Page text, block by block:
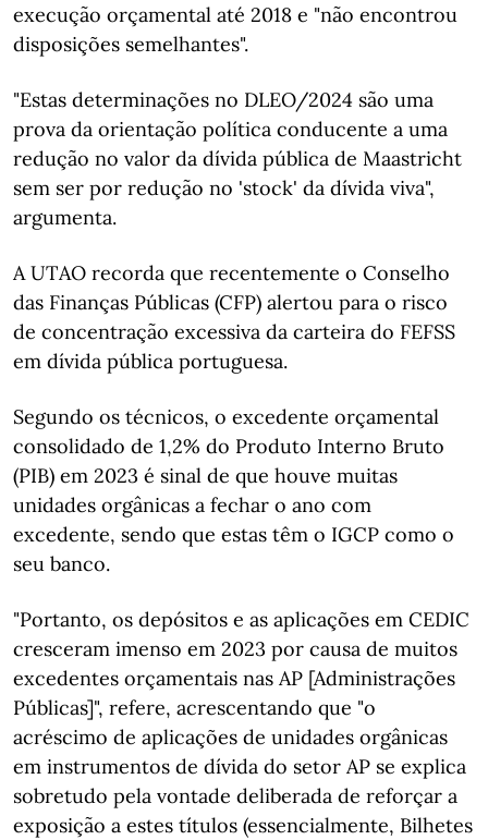
execução orçamental até 2018 e "não encontrou
disposições semelhantes".
"Estas determinações no DLEO/2024 são uma
prova da orientação política conducente a uma
redução no valor da dívida pública de Maastricht
sem ser por redução no 'stock' da dívida viva",
argumenta.
A UTAO recorda que recentemente o Conselho
das Finanças Públicas (CFP) alertou para o risco
de concentração excessiva da carteira do FEFSS
em dívida pública portuguesa.
Segundo os técnicos, o excedente orçamental
consolidado de 1,2% do Produto Interno Bruto
(PIB) em 2023 é sinal de que houve muitas
unidades orgânicas a fechar o ano com
excedente, sendo que estas têm o IGCP como o
seu banco.
"Portanto, os depósitos e as aplicações em CEDIC
cresceram imenso em 2023 por causa de muitos
excedentes orçamentais nas AP [Administrações
Públicas]", refere, acrescentando que "o
acréscimo de aplicações de unidades orgânicas
em instrumentos de dívida do setor AP se explica
sobretudo pela vontade deliberada de reforçar a
exposição a estes títulos (essencialmente, Bilhetes